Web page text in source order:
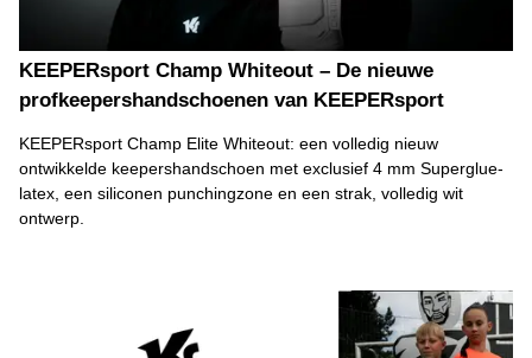
KEEPERsport Champ Whiteout – De nieuwe
profkeepershandschoenen van KEEPERsport
KEEPERsport Champ Elite Whiteout: een volledig nieuw
ontwikkelde keepershandschoen met exclusief 4 mm Superglue-
latex, een siliconen punchingzone en een strak, volledig wit
ontwerp.